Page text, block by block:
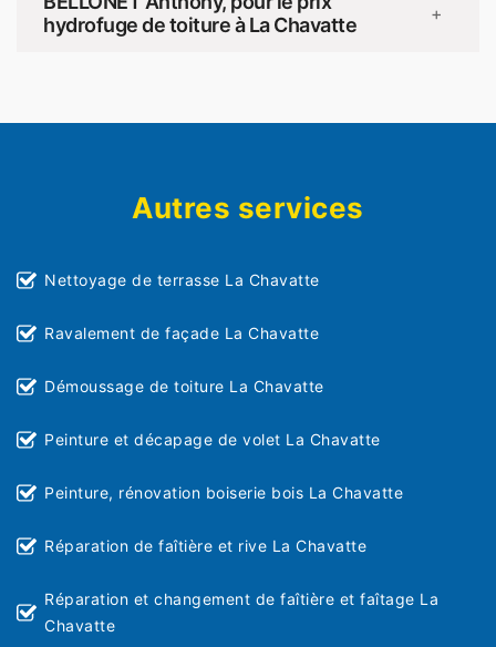
hydrofuge de toiture à La Chavatte
+
Autres services
Nettoyage de terrasse La Chavatte
Ravalement de façade La Chavatte
Démoussage de toiture La Chavatte
Peinture et décapage de volet La Chavatte
Peinture, rénovation boiserie bois La Chavatte
Réparation de faîtière et rive La Chavatte
Réparation et changement de faîtière et faîtage La
Chavatte